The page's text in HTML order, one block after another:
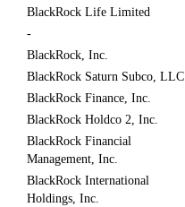
BlackRock Life Limited
-
BlackRock, Inc.
BlackRock Saturn Subco, LLC
BlackRock Finance, Inc.
BlackRock Holdco 2, Inc.
BlackRock Financial
Management, Inc.
BlackRock International
Holdings, Inc.